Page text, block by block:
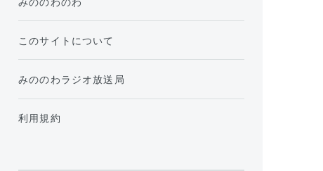
このサイトについて
みののわラジオ放送局
利用規約